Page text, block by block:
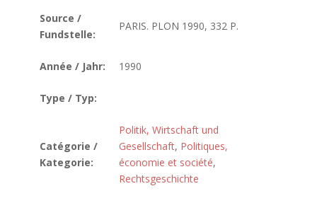
Source /
Fundstelle:
PARIS. PLON 1990, 332 P.
Année / Jahr: 1990
Type / Typ:
Catégorie /
Kategorie:
Politik, Wirtschaft und
Gesellschaft, Politiques,
économie et société,
Rechtsgeschichte